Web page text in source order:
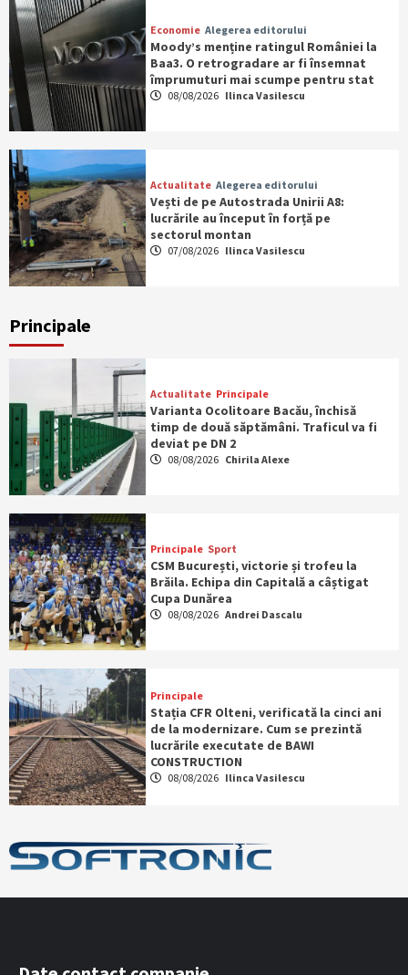
Economie Alegerea editorului
Moody’s menține ratingul României la
Baa3. O retrogradare ar fi însemnat
împrumuturi mai scumpe pentru stat
08/08/2026 Ilinca Vasilescu
Actualitate Alegerea editorului
Vești de pe Autostrada Unirii A8:
lucrările au început în forță pe
sectorul montan
07/08/2026 Ilinca Vasilescu
Principale
Actualitate Principale
Varianta Ocolitoare Bacău, închisă
timp de două săptămâni. Traficul va fi
deviat pe DN 2
08/08/2026 Chirila Alexe
Principale Sport
CSM București, victorie și trofeu la
Brăila. Echipa din Capitală a câștigat
Cupa Dunărea
08/08/2026 Andrei Dascalu
Principale
Stația CFR Olteni, verificată la cinci ani
de la modernizare. Cum se prezintă
lucrările executate de BAWI
CONSTRUCTION
08/08/2026 Ilinca Vasilescu